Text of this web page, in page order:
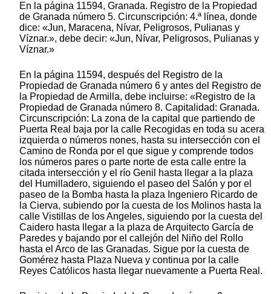
En la página 11594, Granada. Registro de la Propiedad
de Granada número 5. Circunscripción: 4.ª línea, donde
dice: «Jun, Maracena, Nívar, Peligrosos, Pulianas y
Víznar.», debe decir: «Jun, Nívar, Peligrosos, Pulianas y
Víznar.»
En la página 11594, después del Registro de la
Propiedad de Granada número 6 y antes del Registro de
la Propiedad de Armilla, debe incluirse: «Registro de la
Propiedad de Granada número 8. Capitalidad: Granada.
Circunscripción: La zona de la capital que partiendo de
Puerta Real baja por la calle Recogidas en toda su acera
izquierda o números nones, hasta su intersección con el
Camino de Ronda por el que sigue y comprende todos
los números pares o parte norte de esta calle entre la
citada intersección y el río Genil hasta llegar a la plaza
del Humilladero, siguiendo el paseo del Salón y por el
paseo de la Bomba hasta la plaza Ingeniero Ricardo de
la Cierva, subiendo por la cuesta de los Molinos hasta la
calle Vistillas de los Angeles, siguiendo por la cuesta del
Caidero hasta llegar a la plaza de Arquitecto García de
Paredes y bajando por el callejón del Niño del Rollo
hasta el Arco de las Granadas. Sigue por la cuesta de
Gomérez hasta Plaza Nueva y continua por la calle
Reyes Católicos hasta llegar nuevamente a Puerta Real.